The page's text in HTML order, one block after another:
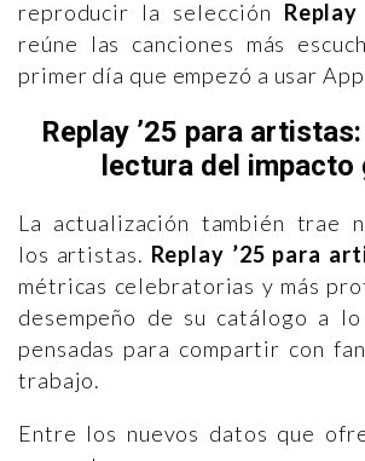
reproducir la selección
reúne las canciones más
primer día que empezó a usar
Replay ’25 para
lectura del impacto
La actualización también trae
los artistas. Replay ’25 para
métricas celebratorias y más
desempeño de su catálogo a
pensadas para compartir con
trabajo.
Entre los nuevos datos que